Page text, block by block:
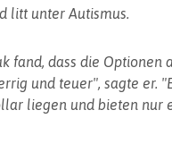
litt unter Autismus.
fand, dass die Optionen
und teuer", sagte er.
liegen und bieten nur